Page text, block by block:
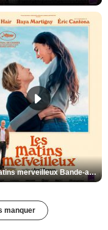
Les Matins merveilleux Bande-annonce VF
manquer